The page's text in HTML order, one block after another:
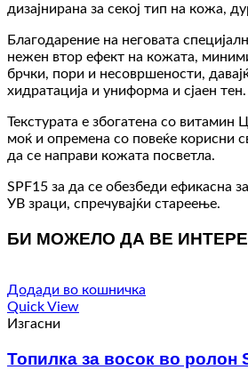
дизајнирана за секој тип на кожа,
Благодарение на неговата
нежен втор ефект на кожата,
брчки, пори и несовршености,
хидратација и униформа и сјаен тен.
Текстурата е збогатена со витамин
моќ и опремена со повеќе корисни
да се направи кожата посветла.
SPF15 за да се обезбеди ефикасна
УВ зраци, спречувајќи стареење.
БИ МОЖЕЛО ДА ВЕ
Додади во кошничка
Quick View
Изгасни
Топилка за восок во ролон